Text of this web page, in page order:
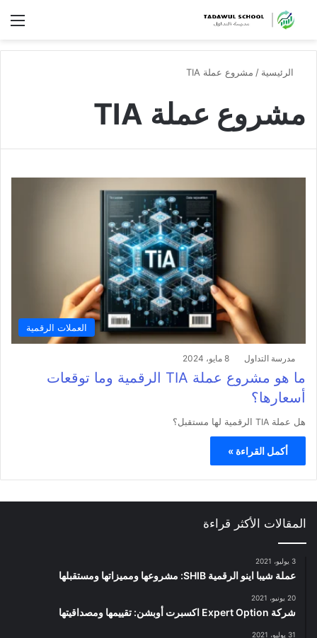
الرئيسية / مشروع عملة TIA
مشروع عملة TIA
العملات الرقمية
مدرسة التداول 8 مايو، 2024
ما هو مشروع عملة TIA الرقمية وما توقعات
أسعارها؟
هل عملة TIA الرقمية لها مستقبل؟
أكمل القراءة »
المقالات الأكثر قراءة
3 يوليو، 2021
عملة شيبا اينو الرقمية SHIB: مشروعها ومميزاتها ومستقبلها
20 يونيو، 2021
شركة Expert Option اكسبرت أوبشن: تقييمها ومصداقيتها
31 يوليو، 2021